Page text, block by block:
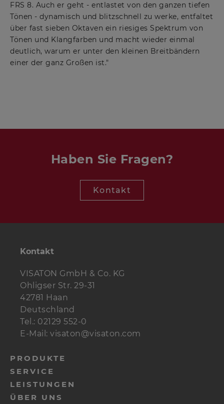
FRS 8. Auch er geht - entlastet von den ganzen tiefen
Tönen - dynamisch und blitzschnell zu werke, entfaltet
über fast sieben Oktaven ein riesiges Spektrum von
Tönen und Klangfarben und macht wieder einmal
deutlich, warum er unter den kleinen Breitbändern
einer der ganz Großen ist."
Haben Sie Fragen?
Kontakt
Kontakt
VISATON GmbH & Co. KG
Ohligser Str. 29-31
42781 Haan
Deutschland
Tel.: 02129 552-0
E-Mail: visaton@visaton.com
PRODUKTE
SERVICE
LEISTUNGEN
ÜBER UNS